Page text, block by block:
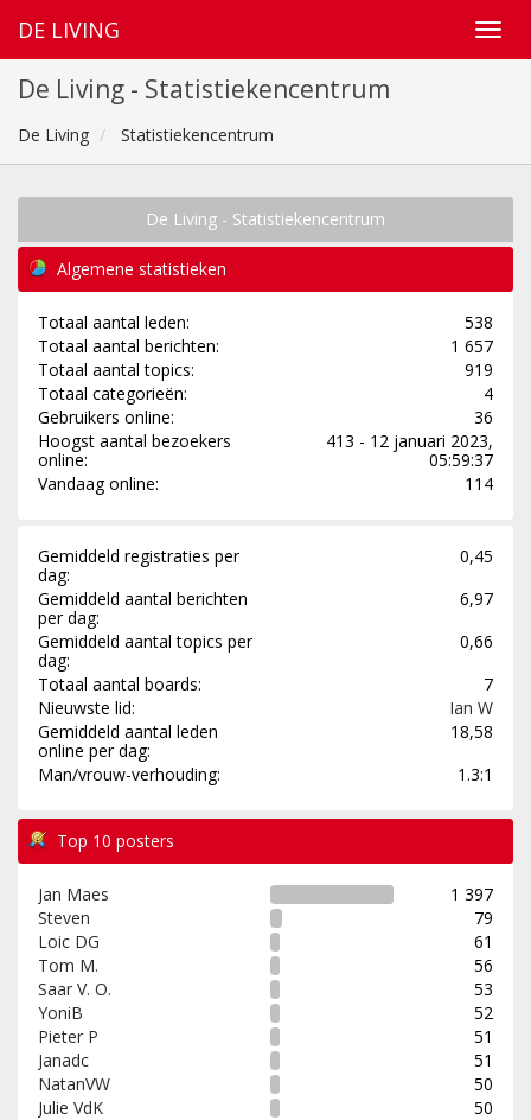
DE LIVING
De Living - Statistiekencentrum
De Living Statistiekencentrum
De Living - Statistiekencentrum
Algemene statistieken
Totaal aantal leden:
538
Totaal aantal berichten:
1 657
Totaal aantal topics:
919
Totaal categorieën:
4
Gebruikers online:
36
Hoogst aantal bezoekers
online:
413 - 12 januari 2023,
05:59:37
Vandaag online:
114
Gemiddeld registraties per
dag:
0,45
Gemiddeld aantal berichten
per dag:
6,97
Gemiddeld aantal topics per
dag:
0,66
Totaal aantal boards:
7
Nieuwste lid:
Ian W
Gemiddeld aantal leden
online per dag:
18,58
Man/vrouw-verhouding:
1.3:1
Top 10 posters
Jan Maes
1 397
Steven
79
Loic DG
61
Tom M.
56
Saar V. O.
53
YoniB
52
Pieter P
51
Janadc
51
NatanVW
50
Julie VdK
50